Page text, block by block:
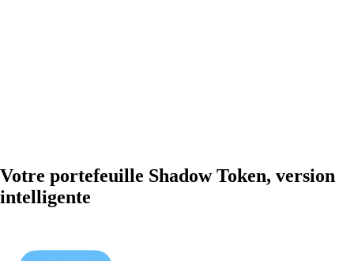
Votre portefeuille Shadow Token, version
intelligente